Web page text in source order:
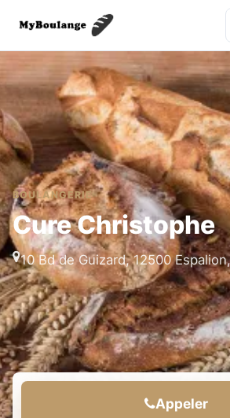
BOULANGERIE
Cure Christophe
10 Bd de Guizard, 12500
Appeler